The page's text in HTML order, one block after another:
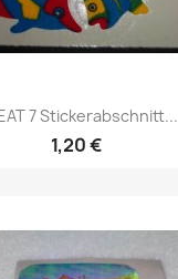
7 Stickerabschnitt...
1,20 €